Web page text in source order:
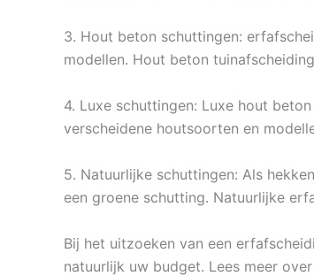
3. Hout beton schuttingen:
modellen. Hout beton
4. Luxe schuttingen: Luxe hout
verscheidene houtsoorten en
5. Natuurlijke schuttingen: Als
een groene schutting. Natuurlijke
Bij het uitzoeken van een
natuurlijk uw budget. Lees meer